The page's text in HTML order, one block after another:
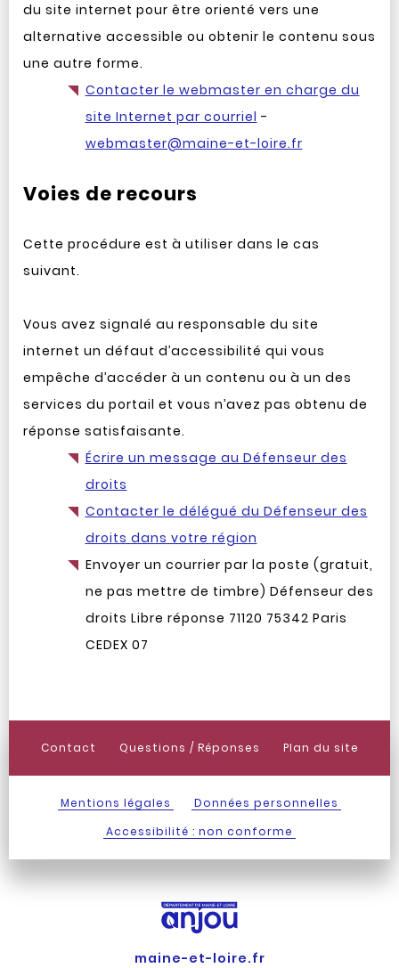
du site internet pour être orienté vers une
alternative accessible ou obtenir le contenu sous
une autre forme.
Contacter le webmaster en charge du
site Internet par courriel -
webmaster@maine-et-loire.fr
Voies de recours
Cette procédure est à utiliser dans le cas
suivant.
Vous avez signalé au responsable du site
internet un défaut d’accessibilité qui vous
empêche d’accéder à un contenu ou à un des
services du portail et vous n’avez pas obtenu de
réponse satisfaisante.
Écrire un message au Défenseur des
droits
Contacter le délégué du Défenseur des
droits dans votre région
Envoyer un courrier par la poste (gratuit,
ne pas mettre de timbre) Défenseur des
droits Libre réponse 71120 75342 Paris
CEDEX 07
Contact Questions / Réponses Plan du site
Mentions légales
Données personnelles
Accessibilité : non conforme
maine-et-loire.fr